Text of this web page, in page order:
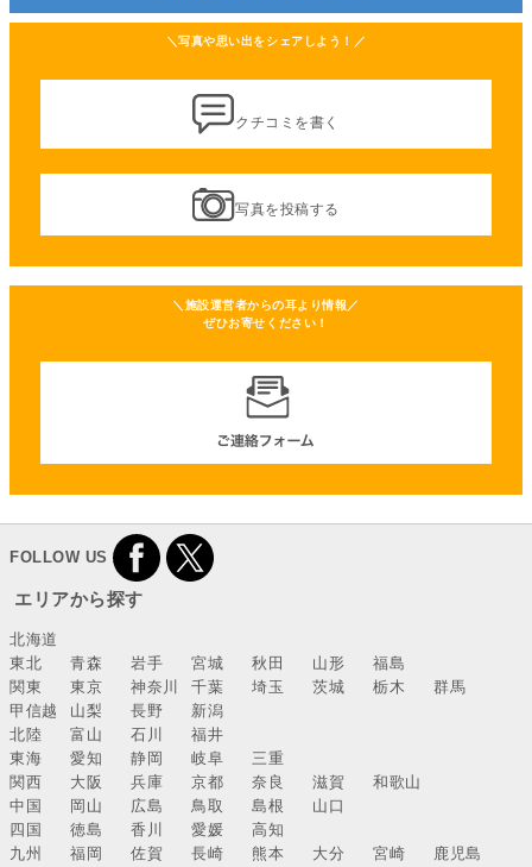
＼写真や思い出をシェアしよう！／
クチコミを書く
写真を投稿する
＼施設運営者からの耳より情報／
ぜひお寄せください！
FOLLOW US
エリアから探す
北海道
東北
青森 岩手 宮城 秋田 山形
福島
関東
東京 神奈川 千葉 埼玉 茨城 栃木
群馬
甲信越
山梨 長野
新潟
北陸
富山 石川
福井
東海
愛知 静岡 岐阜
三重
関西
大阪 兵庫 京都 奈良 滋賀
和歌山
中国
岡山 広島 鳥取 島根
山口
四国
徳島 香川 愛媛
高知
九州
福岡 佐賀 長崎 熊本 大分 宮崎
鹿児島